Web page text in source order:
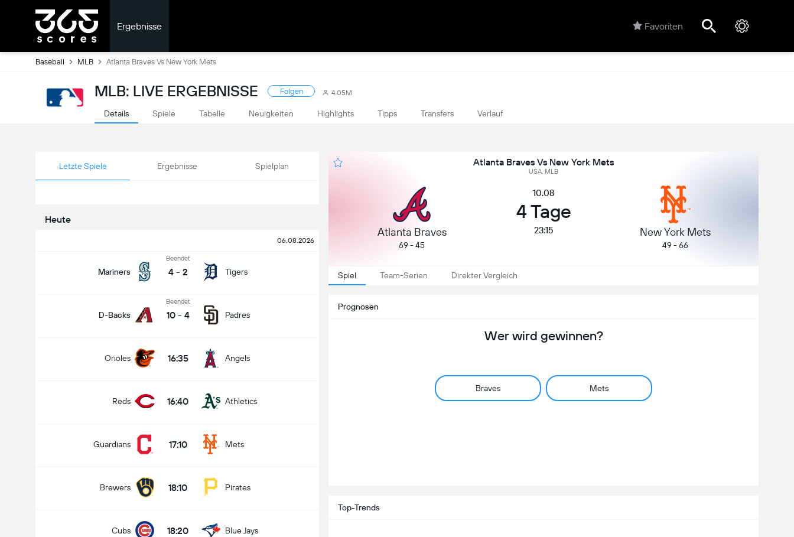
Ergebnisse Favoriten
Baseball MLB Atlanta Braves Vs New York Mets
MLB: LIVE ERGEBNISSE Folgen 4.05M
Details Spiele Tabelle Neuigkeiten Highlights Tipps Transfers Verlauf
Letzte Spiele Ergebnisse Spielplan
Heute
06.08.2026
Mariners
Beendet
4 - 2 Tigers
D-Backs
Beendet
10 - 4 Padres
Orioles 16:35 Angels
Reds 16:40 Athletics
Guardians 17:10 Mets
Brewers 18:10 Pirates
Cubs 18:20 Blue Jays
Atlanta Braves Vs New York Mets
USA, MLB
Atlanta Braves
69 - 45
10.08
4 Tage
23:15 New York Mets
49 - 66
Spiel Team-Serien Direkter Vergleich
Prognosen
Wer wird gewinnen?
Braves Mets
Top-Trends